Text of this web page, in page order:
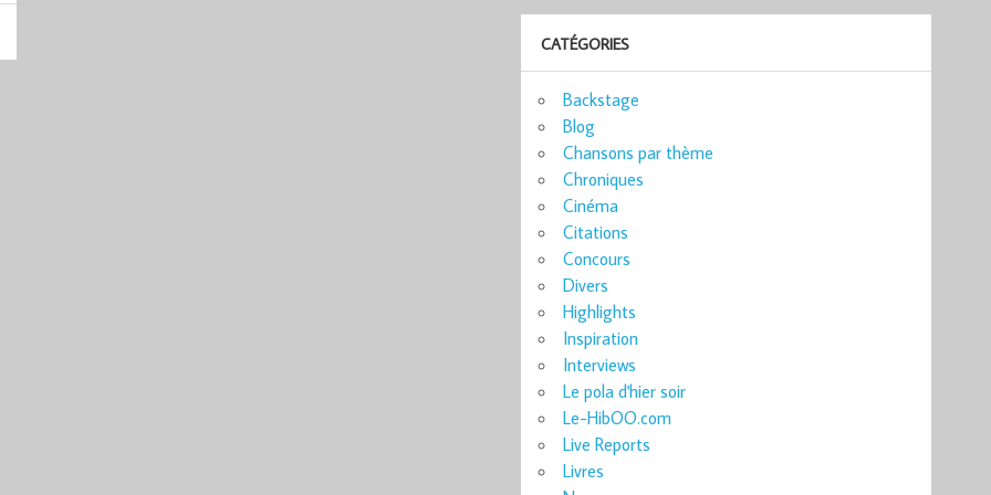
CATÉGORIES
Backstage
Blog
Chansons par thème
Chroniques
Cinéma
Citations
Concours
Divers
Highlights
Inspiration
Interviews
Le pola d'hier soir
Le-HibOO.com
Live Reports
Livres